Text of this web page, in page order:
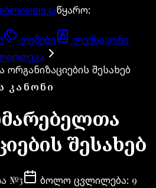
წყარო:
თემები
ლექსიკონი
შესახებ
ᲙᲐᲜᲝᲜᲘ
შესახებ
№3 ბოლო ცვლილება: 9